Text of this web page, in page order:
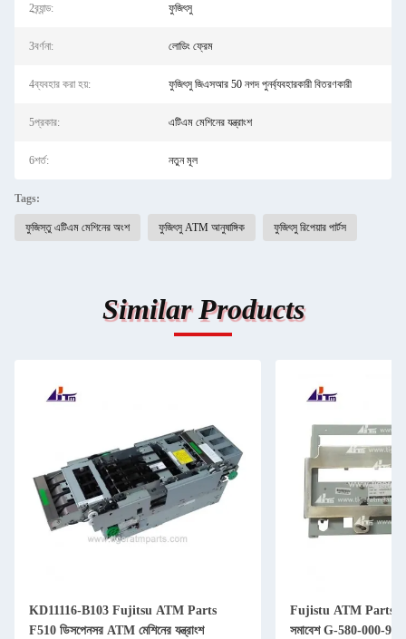
2ব্র্যান্ড: ফুজিৎসু
3বর্ণনা: লোডিং ফ্রেম
4ব্যবহার করা হয়: ফুজিৎসু জিএসআর 50 নগদ পুনর্ব্যবহারকারী বিতরণকারী
5প্রকার: এটিএম মেশিনের যন্ত্রাংশ
6শর্ত: নতুন মূল
Tags:
ফুজিস্তু এটিএম মেশিনের অংশ ফুজিৎসু ATM আনুষাঙ্গিক ফুজিৎসু রিপেয়ার পার্টস
Similar Products
KD11116-B103 Fujitsu ATM Parts
F510 ডিসপেনসর ATM মেশিনের যন্ত্রাংশ
Fujistu ATM Parts
সমাবেশ G-580-000-